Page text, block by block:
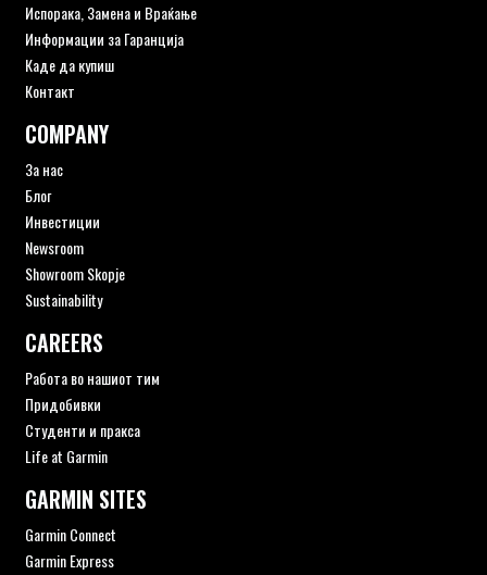
Испорака, Замена и Враќање
Информации за Гаранција
Каде да купиш
Контакт
COMPANY
За нас
Блог
Инвестиции
Newsroom
Showroom Skopje
Sustainability
CAREERS
Работа во нашиот тим
Придобивки
Студенти и пракса
Life at Garmin
GARMIN SITES
Garmin Connect
Garmin Express